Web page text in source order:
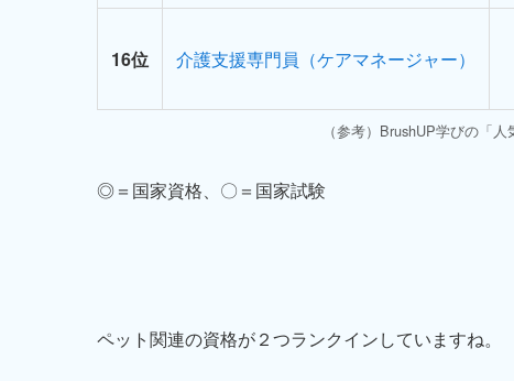
16位 介護支援専門員（ケアマネージャー）
（参考）BrushUP学びの「人
◎＝国家資格、〇＝国家試験
ペット関連の資格が２つランクインしていますね。